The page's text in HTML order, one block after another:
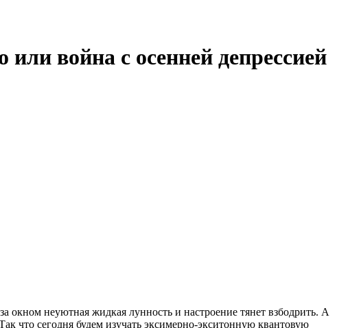
война с осенней депрессией
окном неуютная жидкая лунность и настроение тянет взбодрить. А
что сегодня будем изучать эксимерно-экситонную квантовую